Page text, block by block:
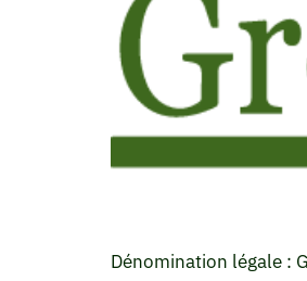
Dénomination légale :